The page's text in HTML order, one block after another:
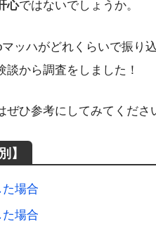
心ではないでしょうか。
ッハがどれくらいで振り
から調査をしました！
ひ参考にしてみてくださ
】
場合
た場合